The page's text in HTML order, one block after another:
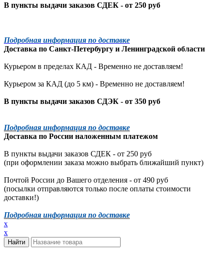
В пункты выдачи заказов СДЕК - от 250 руб
Подробная информация по доставке
Доставка по Санкт-Петербургу и Ленинградской области
Курьером в пределах КАД - Временно не доставляем!
Курьером за КАД (до 5 км) - Временно не доставляем!
В пункты выдачи заказов СДЭК - от 350 руб
Подробная информация по доставке
Доставка по России наложенным платежом
В пункты выдачи заказов СДЕК - от 250 руб
(при оформлении заказа можно выбрать ближайший пункт)
Почтой России до Вашего отделения - от 490 руб
(посылки отправляются только после оплаты стоимости
доставки!)
Подробная информация по доставке
x
x